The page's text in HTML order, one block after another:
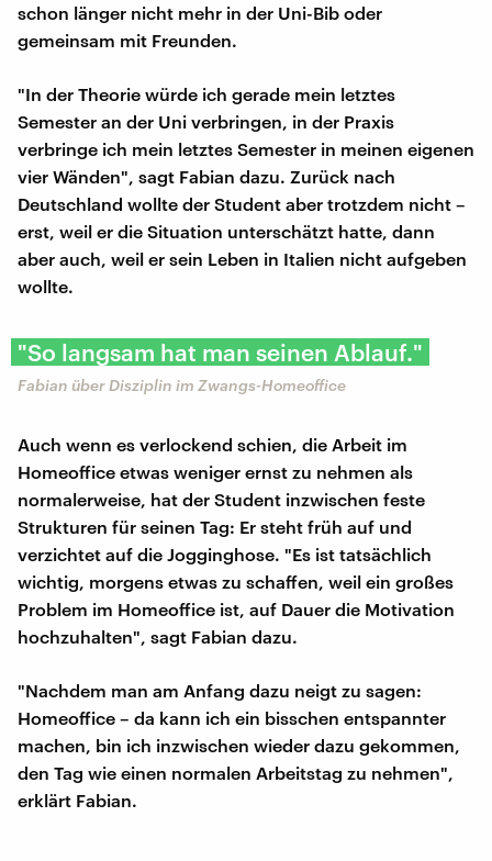
schon länger nicht mehr in der Uni-Bib oder
gemeinsam mit Freunden.
"In der Theorie würde ich gerade mein letztes
Semester an der Uni verbringen, in der Praxis
verbringe ich mein letztes Semester in meinen eigenen
vier Wänden", sagt Fabian dazu. Zurück nach
Deutschland wollte der Student aber trotzdem nicht –
erst, weil er die Situation unterschätzt hatte, dann
aber auch, weil er sein Leben in Italien nicht aufgeben
wollte.
"So langsam hat man seinen Ablauf."
Fabian über Disziplin im Zwangs-Homeoffice
Auch wenn es verlockend schien, die Arbeit im
Homeoffice etwas weniger ernst zu nehmen als
normalerweise, hat der Student inzwischen feste
Strukturen für seinen Tag: Er steht früh auf und
verzichtet auf die Jogginghose. "Es ist tatsächlich
wichtig, morgens etwas zu schaffen, weil ein großes
Problem im Homeoffice ist, auf Dauer die Motivation
hochzuhalten", sagt Fabian dazu.
"Nachdem man am Anfang dazu neigt zu sagen:
Homeoffice – da kann ich ein bisschen entspannter
machen, bin ich inzwischen wieder dazu gekommen,
den Tag wie einen normalen Arbeitstag zu nehmen",
erklärt Fabian.